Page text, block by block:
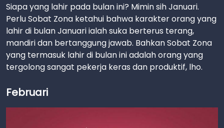
Siapa yang lahir pada bulan ini? Mimin sih Januari.
Perlu Sobat Zona ketahui bahwa karakter orang yang
lahir di bulan Januari ialah suka berterus terang,
mandiri dan bertanggung jawab. Bahkan Sobat Zona
yang termasuk lahir di bulan ini adalah orang yang
tergolong sangat pekerja keras dan produktif, lho.
Februari